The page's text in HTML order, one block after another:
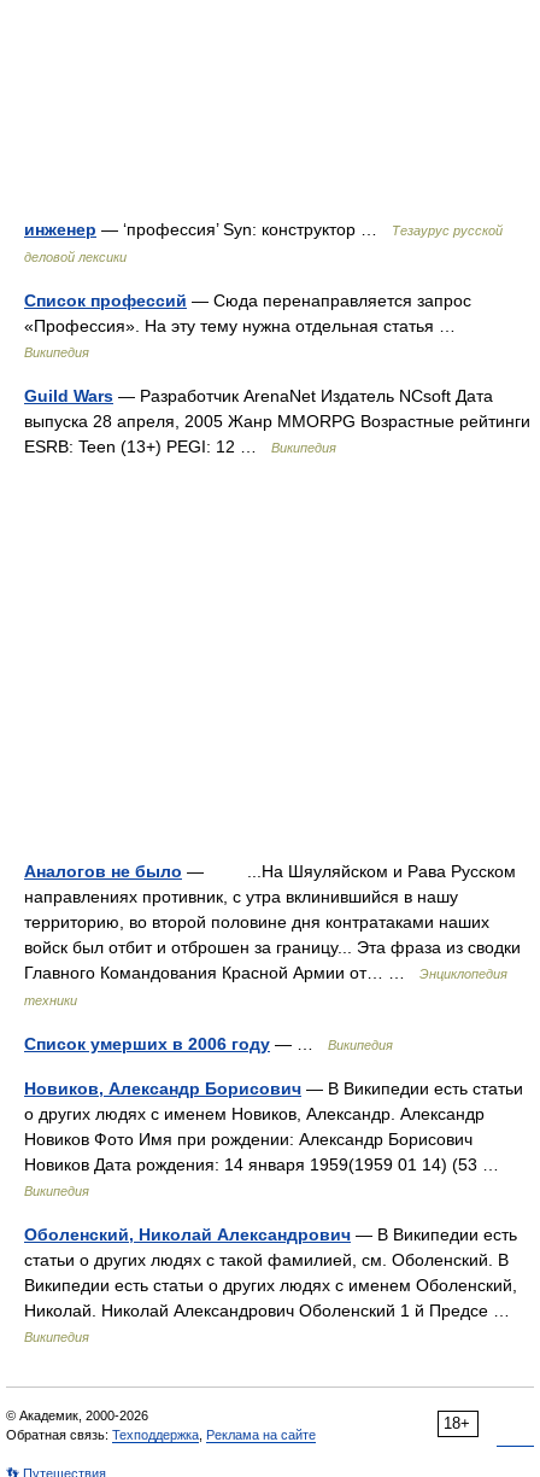
инженер — ‘профессия’ Syn: конструктор …
Тезаурус русской
деловой лексики
Список профессий — Сюда перенаправляется запрос
«Профессия». На эту тему нужна отдельная статья …
Википедия
Guild Wars — Разработчик ArenaNet Издатель NCsoft Дата
выпуска 28 апреля, 2005 Жанр MMORPG Возрастные рейтинги
ESRB: Teen (13+) PEGI: 12 …
Википедия
Аналогов не было — ...На Шяуляйском и Рава Русском
направлениях противник, с утра вклинившийся в нашу
территорию, во второй половине дня контратаками наших
войск был отбит и отброшен за границу... Эта фраза из сводки
Главного Командования Красной Армии от… …
Энциклопедия
техники
Список умерших в 2006 году — … Википедия
Новиков, Александр Борисович — В Википедии есть статьи
о других людях с именем Новиков, Александр. Александр
Новиков Фото Имя при рождении: Александр Борисович
Новиков Дата рождения: 14 января 1959(1959 01 14) (53 …
Википедия
Оболенский, Николай Александрович — В Википедии есть
статьи о других людях с такой фамилией, см. Оболенский. В
Википедии есть статьи о других людях с именем Оболенский,
Николай. Николай Александрович Оболенский 1 й Предсе …
Википедия
18+
© Академик, 2000-2026
Обратная связь: Техподдержка, Реклама на сайте
👣 Путешествия